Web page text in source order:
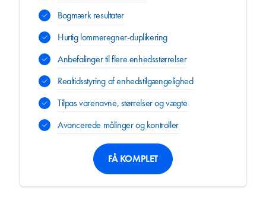
Bogmærk resultater
Hurtig lommeregner-duplikering
Anbefalinger til flere enhedsstørrelser
Realtidsstyring af enhedstilgængelighed
Tilpas varenavne, størrelser og vægte
Avancerede målinger og kontroller
FÅ KOMPLET